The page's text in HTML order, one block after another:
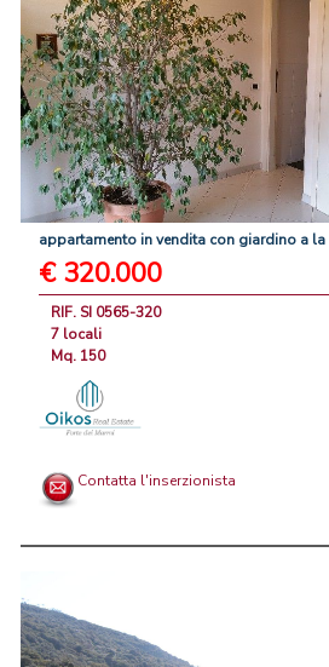
appartamento invendita con giardino a la
€ 320.000
RIF. SI 0565-320
7 locali
Mq. 150
Contatta l'inserzionista